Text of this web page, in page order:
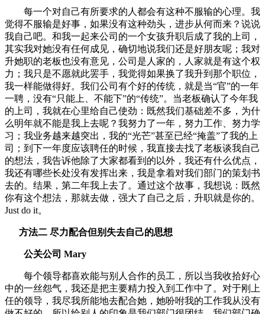
每一个对自己有所要求的人都会有这种不服输的心理。我
觉得不服输是好事，如果没有这种劲头，进步从何而来？说说
我自己吧。和我一起来公司的一个女孩升职后成了我的上司，
其实我对她没有任何成见，确切地说我们还是好朋友呢；我对
升她职的老板也没有意见，公司是人家的，人家就是有这个权
力；我只是不愿就此罢手，我觉得如果换了我升到那个职位，
我一样能做得好。我们公司有个好的传统，就是当“官”的一年
一聘，没有“只能上、不能下”的“传统”。当老板确认了今年我
的上司，我就在心里给自己使劲：既然我们基础差不多，为什
么明年就不能是我上去呢？我努力了一年，努力工作、努力学
习；我业务越来越突出，我的“光芒”甚至已经“掩盖”了我的上
司；到下一年度应该聘任的时候，我直接去找了老板谈我自己
的想法，我告诉他除了大家都看到的以外，我还有什么优点，
我还有哪些长处没有发挥出来，我是拿着对我们部门的策划书
去的。结果，第二年我上去了。通过这个故事，我想说：既然
你有这个想法，那就去做，强大了自己之后，升职就是你的。
Just do it。
方法二 尽力配合但别失去自己的思想
公关公司 Mary
每个领导都喜欢能与别人合作的员工，所以当我收拾好心
中的一丝怨气，我还是把主要精力投入到工作中了。对于刚上
任的领导，我尽我所能地去配合她，她吩咐我的工作我从没有